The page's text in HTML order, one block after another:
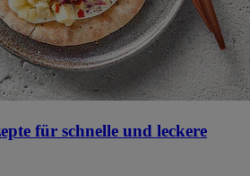
für schnelle und leckere